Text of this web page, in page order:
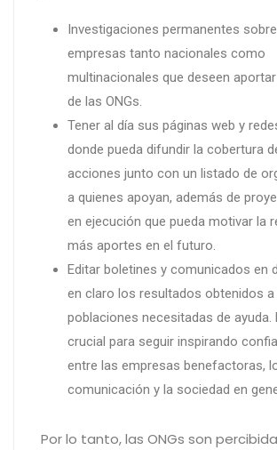
Investigaciones permanentes
empresas tanto nacionales como
multinacionales que deseen
de las ONGs.
Tener al día sus páginas web y
donde pueda difundir la cobertura
acciones junto con un listado de
a quienes apoyan, además de
en ejecución que pueda motivar la
más aportes en el futuro.
Editar boletines y comunicados en
en claro los resultados obtenidos
poblaciones necesitadas de ayuda.
crucial para seguir inspirando
entre las empresas benefactoras,
comunicación y la sociedad en
Por lo tanto, las ONGs son